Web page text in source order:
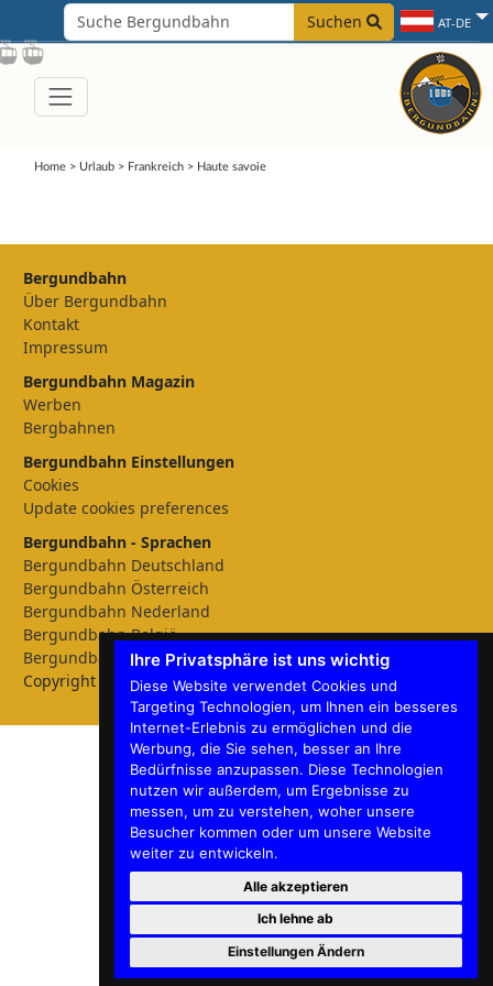
Ihre Privatsphäre ist uns wichtig
Diese Website verwendet Cookies und
Targeting Technologien, um Ihnen ein besseres
Internet-Erlebnis zu ermöglichen und die
Werbung, die Sie sehen, besser an Ihre
Bedürfnisse anzupassen. Diese Technologien
nutzen wir außerdem, um Ergebnisse zu
messen, um zu verstehen, woher unsere
Besucher kommen oder um unsere Website
weiter zu entwickeln.
Alle akzeptieren
Ich lehne ab
Einstellungen Ändern
Suchen AT-DE
Home> Urlaub> Frankreich> Haute savoie
Bergundbahn
Über Bergundbahn
Kontakt
Impressum
Bergundbahn Magazin
Werben
Bergbahnen
Bergundbahn Einstellungen
Cookies
Update cookies preferences
Bergundbahn - Sprachen
Bergundbahn Deutschland
Bergundbahn Österreich
Bergundbahn Nederland
Bergundbahn België
Bergundbahn English
Copyright © 2026 Bergundbahn